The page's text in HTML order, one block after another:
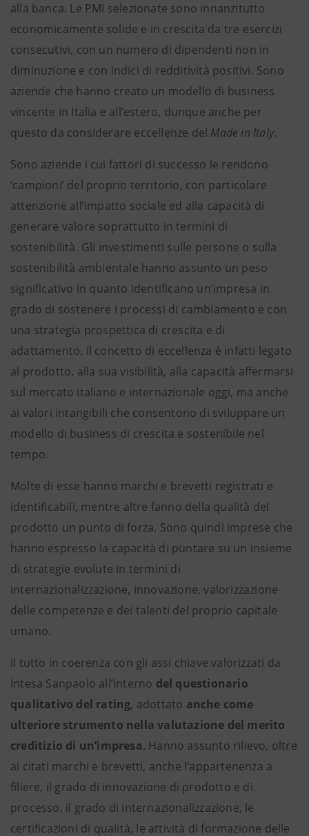
alla banca. Le PMI selezionate sono innanzitutto
economicamente solide e in crescita da tre esercizi
consecutivi, con un numero di dipendenti non in
diminuzione e con indici di redditività positivi. Sono
aziende che hanno creato un modello di business
vincente in Italia e all’estero, dunque anche per
questo da considerare eccellenze del Made in Italy.
Sono aziende i cui fattori di successo le rendono
‘campioni’ del proprio territorio, con particolare
attenzione all’impatto sociale ed alla capacità di
generare valore soprattutto in termini di
sostenibilità. Gli investimenti sulle persone o sulla
sostenibilità ambientale hanno assunto un peso
significativo in quanto identificano un’impresa in
grado di sostenere i processi di cambiamento e con
una strategia prospettica di crescita e di
adattamento. Il concetto di eccellenza è infatti legato
al prodotto, alla sua visibilità, alla capacità affermarsi
sul mercato italiano e internazionale oggi, ma anche
ai valori intangibili che consentono di sviluppare un
modello di business di crescita e sostenibile nel
tempo.
Molte di esse hanno marchi e brevetti registrati e
identificabili, mentre altre fanno della qualità del
prodotto un punto di forza. Sono quindi imprese che
hanno espresso la capacità di puntare su un insieme
di strategie evolute in termini di
internazionalizzazione, innovazione, valorizzazione
delle competenze e dei talenti del proprio capitale
umano.
Il tutto in coerenza con gli assi chiave valorizzati da
Intesa Sanpaolo all’interno del questionario
qualitativo del rating, adottato anche come
ulteriore strumento nella valutazione del merito
creditizio di un’impresa. Hanno assunto rilievo, oltre
ai citati marchi e brevetti, anche l’appartenenza a
filiere, il grado di innovazione di prodotto e di
processo, il grado di internazionalizzazione, le
certificazioni di qualità, le attività di formazione delle